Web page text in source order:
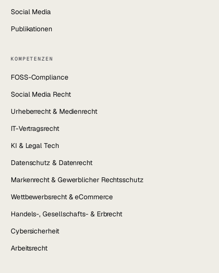
Social Media
Publikationen
KOMPETENZEN
FOSS-Compliance
Social Media Recht
Urheberrecht & Medienrecht
IT-Vertragsrecht
KI & Legal Tech
Datenschutz & Datenrecht
Markenrecht & Gewerblicher Rechtsschutz
Wettbewerbsrecht & eCommerce
Handels-, Gesellschafts- & Erbrecht
Cybersicherheit
Arbeitsrecht